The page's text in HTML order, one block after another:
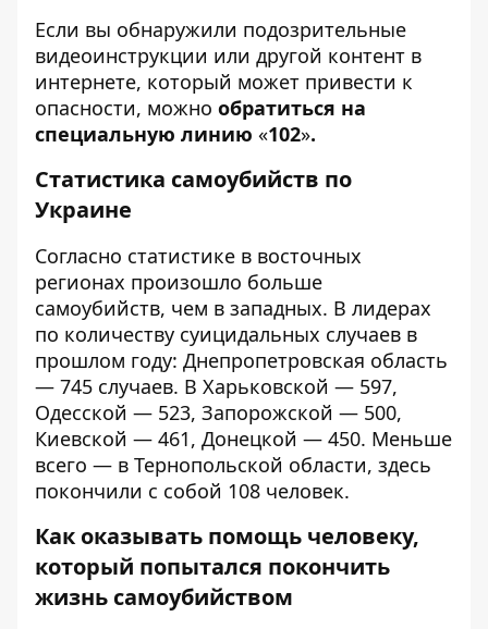
Если вы обнаружили подозрительные
видеоинструкции или другой контент в
интернете, который может привести к
опасности, можно обратиться на
специальную линию «102».
Статистика самоубийств по
Украине
Согласно статистике в восточных
регионах произошло больше
самоубийств, чем в западных. В лидерах
по количеству суицидальных случаев в
прошлом году: Днепропетровская область
— 745 случаев. В Харьковской — 597,
Одесской — 523, Запорожской — 500,
Киевской — 461, Донецкой — 450. Меньше
всего — в Тернопольской области, здесь
покончили с собой 108 человек.
Как оказывать помощь человеку,
который попытался покончить
жизнь самоубийством